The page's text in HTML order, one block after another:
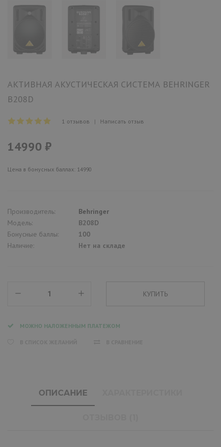
АКТИВНАЯ АКУСТИЧЕСКАЯ СИСТЕМА BEHRINGER
B208D
1 отзывов | Написать отзыв
14990 ₽
Цена в бонусных баллах: 14990
Производитель:
Behringer
Модель:
B208D
Бонусные баллы:
100
Наличие:
Нет на складе
МОЖНО НАЛОЖЕННЫМ ПЛАТЕЖОМ
ОПИСАНИЕ